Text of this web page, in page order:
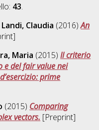
43.
Landi, Claudia (2016)An
Maria (2015)Il criterio
e del fair value nei
prime
(2015) Comparing
vectors. [Preprint]